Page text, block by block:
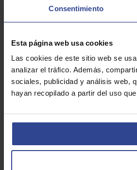
Consentimiento
Esta página web usa cookies
Las cookies de este sitio web se
analizar el tráfico. Además,
sociales, publicidad y análisis web,
hayan recopilado a partir del uso
Política de Privacidad
Aviso Legal
Cookies